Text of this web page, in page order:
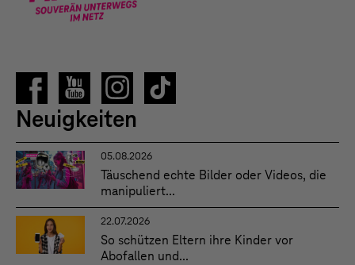
Neuigkeiten
05.08.2026
Täuschend echte Bilder oder Videos, die
manipuliert...
22.07.2026
So schützen Eltern ihre Kinder vor
Abofallen und...